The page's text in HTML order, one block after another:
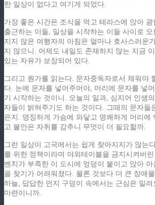
한 일상이 없다고 여기게 되었다.
가장 좋은 시간은 조식을 먹고 테라스에 앉아
출근하는 이들, 일상을 시작하는 이들 사이로 오
지지 않은 여행자의 아침은 얼마나 호사스러운
지 않으니. 어제도 내일도 존재하지 않는 지금
있는 자유가 보장되어 있다.
그리고 뭔가를 읽는다. 문자중독자로서 채워야
다. 눈에 문자를 넣어주어야, 머리에 문자를 넣
기 시작하는 것이니. 오늘의 일과, 심지어 인생
자들이 밝혀주기도 하는 것이다. 그때의 문자들
은지. 명징하게 가슴에 와닿고 명쾌하게 머리에
고 불안은 자취를 감추니 무엇이 더 필요할까.
그런 일상이 고국에서는 쉽게 찾아지지가 않는
를 위한 정책이라며 야외테이블을 금지시켜버
벤치가 부족한 이 도시에 엉덩이 붙이고 앉아
을 찾기가 어려워졌다. 물론 것보다 더 큰 장애
하늘, 답답한 먼지 구덩이 속에서는 근심은 밀려
마련이니까.